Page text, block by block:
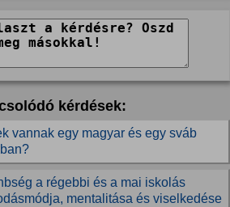
kérdések:
vannak egy magyar és egy sváb
a régebbi és a mai iskolás
mentalitása és viselkedése